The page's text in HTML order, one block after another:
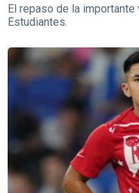
El repaso de la
Estudiantes.